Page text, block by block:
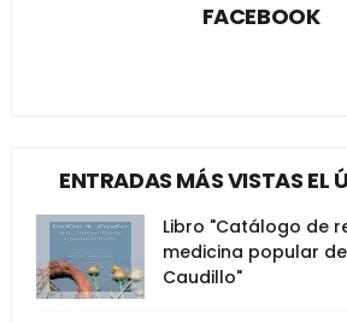
FACEBOOK
ENTRADAS MÁS VISTAS EL
Libro "Catálogo de
medicina popular
Caudillo"